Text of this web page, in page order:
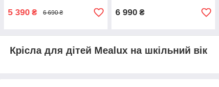
5 390 ₴ 6 690 ₴ 6 990 ₴
Крісла для дітей Mealux на шкільний вік